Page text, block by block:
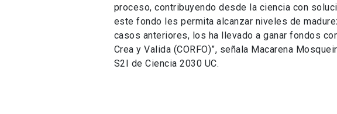
proceso, contribuyendo desde la ciencia con
este fondo les permita alcanzar niveles de
casos anteriores, los ha llevado a ganar fondos
Crea y Valida (CORFO)”, señala Macarena
S2I de Ciencia 2030 UC.